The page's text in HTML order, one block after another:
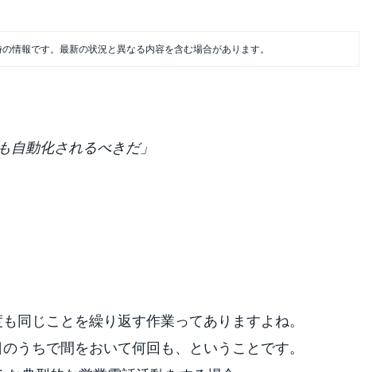
情報です。最新の状況と異なる内容を含む場合があります。
自動化されるべきだ」
同じことを繰り返す作業ってありますよね。
うちで間をおいて何回も、ということです。